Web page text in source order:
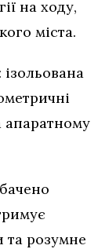
на ходу,
міста.
апаратному
та розумне